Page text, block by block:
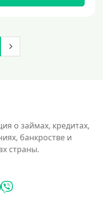
о займах, кредитах,
банкростве и
страны.